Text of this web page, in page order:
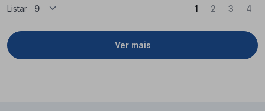
Listar
Ver mais
1 (Atual)
2 3 4